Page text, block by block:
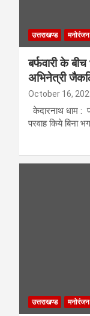
उत्तराखण्ड मनोरंजन
बर्फवारी के
अभिनेत्री
October 16,
केदारनाथ धाम :
परवाह किये बिना
उत्तराखण्ड मनोरंजन